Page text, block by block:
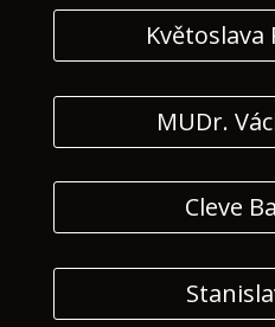
Květoslava
MUDr.
Cleve